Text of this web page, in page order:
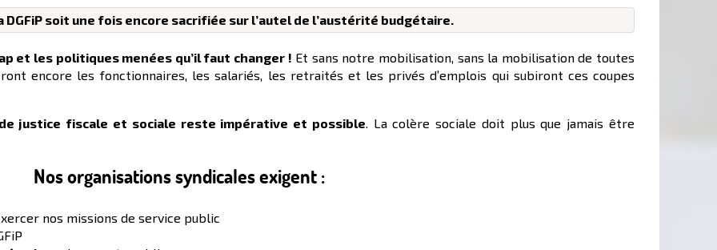
DGFiP soit une fois encore sacrifiée sur l’autel de l’austérité budgétaire.
et les politiques menées qu’il faut changer ! Et sans notre mobilisation, sans la mobilisation de toutes
encore les fonctionnaires, les salariés, les retraités et les privés d’emplois qui subiront ces coupes
justice fiscale et sociale reste impérative et possible. La colère sociale doit plus que jamais être
Nos organisations syndicales exigent :
nos missions de service public